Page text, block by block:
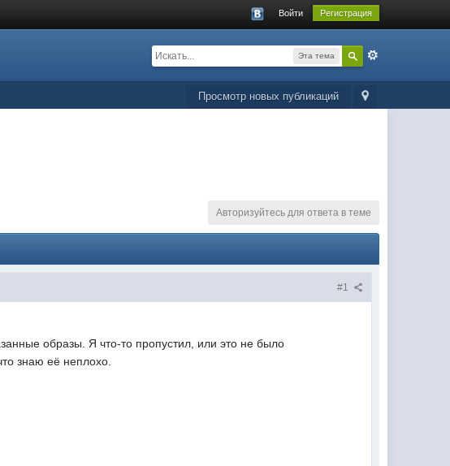
Войти Регистрация
Эта тема
Просмотр новых публикаций
Авторизуйтесь для ответа в теме
#1
образы. Я что-то пропустил, или это не было
знаю её неплохо.